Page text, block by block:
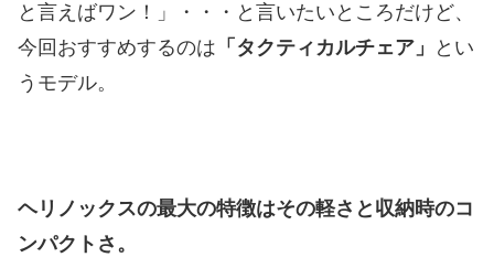
と言えばワン！」・・・と言いたいところだけど、
今回おすすめするのは 「タクティカルチェア」
とい
うモデル。
ヘリノックスの最大の特徴はその軽さと収納時のコ
ンパクトさ。